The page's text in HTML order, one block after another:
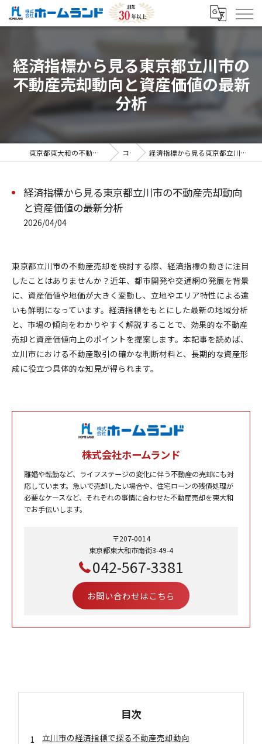
経済指標から見る東京都立川市の
不動産売却動向と資産価値の最新
分析
東京都東大和の不動産売却なら株式会社ホームランド コラム 経済指標から見る東京都立川市の不動産売却動向と資産価値の最新分析
経済指標から見る東京都立川市の不動産売却動向
と資産価値の最新分析
2026/04/04
東京都立川市の不動産売却を検討する際、経済指標の動きに注目
したことはありませんか？近年、都市開発や交通網の発展を背景
に、資産価値や地価が大きく変動し、立地やエリア特性による違
いも鮮明になっています。経済指標をもとにした最新の地域分析
と、市場の傾向をわかりやすく解説することで、効果的な不動産
売却と資産価値向上のポイントを提案します。本記事を読めば、
立川市における不動産取引の確かな判断材料と、長期的な資産形
成に役立つ具体的な知見が得られます。
株式会社ホームランド
離婚や転勤など、ライフステージの変化に伴う不動産の売却にも対
応しています。急いで売却したい場合や、住宅ローンの残債処理が
必要なケースなど、それぞれの事情に合わせた不動産売却を東大和
でお手伝いします。
〒207-0014
東京都東大和市南街3-49-4
042-567-3381
お問い合わせはこちら
目次
立川市の経済指標で探る不動産売却動向